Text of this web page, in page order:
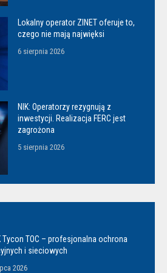
Lokalny operator ZINET oferuje to,
czego nie mają najwięksi
6 sierpnia 2026
NIK: Operatorzy rezygnują z
inwestycji. Realizacja FERC jest
zagrożona
5 sierpnia 2026
Tycon TOC – profesjonalna ochrona
i sieciowych
2026